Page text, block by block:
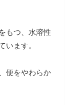
もつ、水溶性
います。
便をやわらか